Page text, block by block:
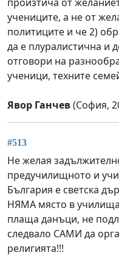
учениците, а не от
политиците и че 2)
да е плуралистична и
отговори на
ученици, техните
Явор Ганчев(София,
#513
Не желая
предучилищното и
България е светска
НЯМА място в
плаща данъци, не
следвало САМИ да
религията!!!